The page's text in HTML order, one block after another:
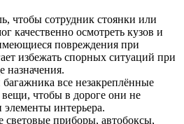
чтобы сотрудник стоянки или
качественно осмотреть кузов и
повреждения при
избежать спорных ситуаций при
назначения.
все незакреплённые
чтобы в дороге они не
интерьера.
приборы, автобоксы,